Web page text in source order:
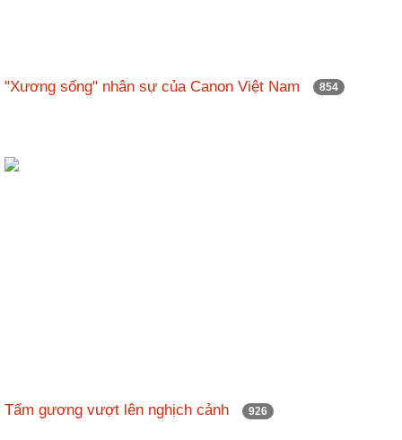
"Xương sống" nhân sự của Canon Việt Nam 854
Tấm gương vượt lên nghịch cảnh 926